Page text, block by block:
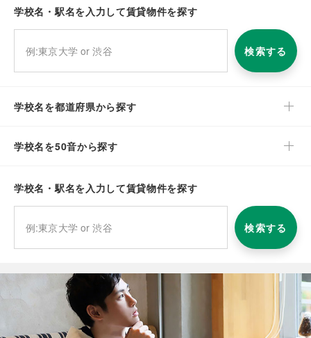
学校名・駅名を入力して賃貸物件を探す
検索する
学校名を都道府県から探す
学校名を50音から探す
学校名・駅名を入力して賃貸物件を探す
検索する